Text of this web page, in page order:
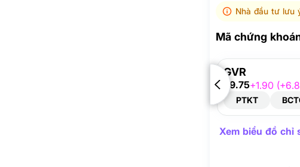
Nhà đầu tư lưu
Mã chứng
GVR
29.75+1.90
PTKT
Xem biểu đồ chỉ